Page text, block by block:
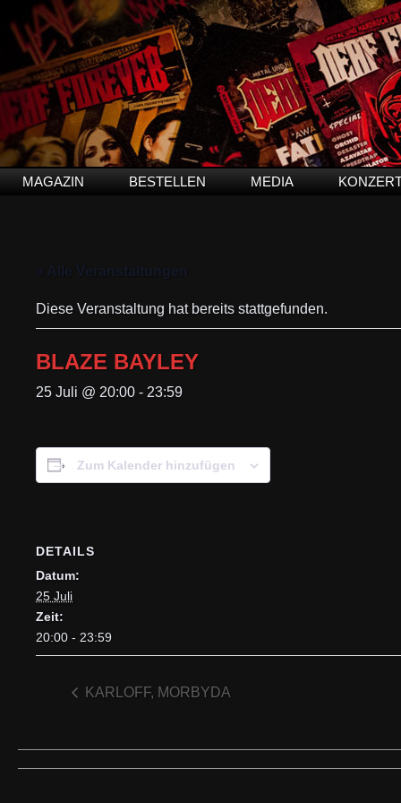
MAGAZIN BESTELLEN MEDIA
« Alle Veranstaltungen
Diese Veranstaltung hat bereits stattgefunden.
BLAZE BAYLEY
25 Juli @ 20:00 - 23:59
Zum Kalender hinzufügen
DETAILS
Datum:
25 Juli
Zeit:
20:00 - 23:59
KARLOFF, MORBYDA